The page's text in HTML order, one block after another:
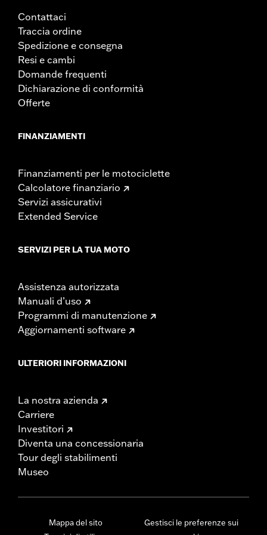
Contattaci
Traccia ordine
Spedizione e consegna
Resi e cambi
Domande frequenti
Dichiarazione di conformità
Offerte
FINANZIAMENTI
Finanziamenti per le motociclette
Calcolatore finanziario
Servizi assicurativi
Extended Service
SERVIZI PER LA TUA MOTO
Assistenza autorizzata
Manuali d’uso
Programmi di manutenzione
Aggiornamenti software
ULTERIORI INFORMAZIONI
La nostra azienda
Carriere
Investitori
Diventa una concessionaria
Tour degli stabilimenti
Museo
Mappa del sito
Gestisci le preferenze sui